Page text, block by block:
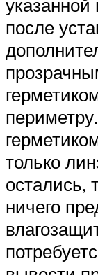
после
только
остались,
ничего